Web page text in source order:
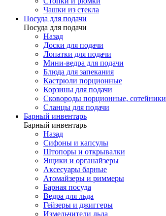
Чашки из стекла
Посуда для подачи
Посуда для подачи
Назад
Доски для подачи
Лопатки для подачи
Мини-ведра для подачи
Блюда для запекания
Кастрюли порционные
Корзины для подачи
Сковороды порционные, сотейники
Сланцы для подачи
Барный инвентарь
Барный инвентарь
Назад
Сифоны и капсулы
Штопоры и открывалки
Ящики и органайзеры
Аксесуары барные
Атомайзеры и риммеры
Барная посуда
Ведра для льда
Гейзеры и джиггеры
Измельчители льда